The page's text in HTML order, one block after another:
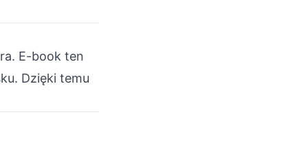
E-book ten
Dzięki temu